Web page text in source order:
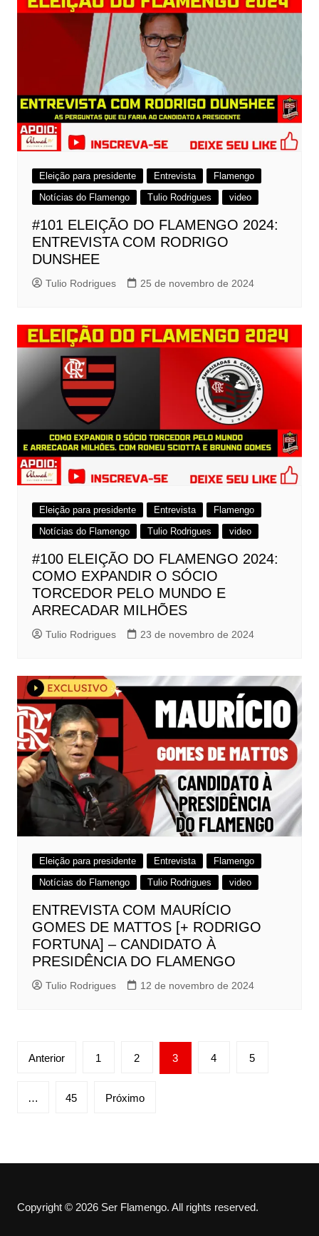
Eleição para presidente Entrevista
Flamengo
Notícias do Flamengo
Tulio Rodrigues video
#101 ELEIÇÃO DO FLAMENGO 2024:
ENTREVISTA COM RODRIGO
DUNSHEE
Tulio Rodrigues 25 de novembro de 2024
Eleição para presidente Entrevista
Flamengo
Notícias do Flamengo
Tulio Rodrigues video
#100 ELEIÇÃO DO FLAMENGO 2024:
COMO EXPANDIR O SÓCIO
TORCEDOR PELO MUNDO E
ARRECADAR MILHÕES
Tulio Rodrigues 23 de novembro de 2024
Eleição para presidente Entrevista
Flamengo
Notícias do Flamengo
Tulio Rodrigues video
ENTREVISTA COM MAURÍCIO
GOMES DE MATTOS [+ RODRIGO
FORTUNA] – CANDIDATO À
PRESIDÊNCIA DO FLAMENGO
Tulio Rodrigues 12 de novembro de 2024
Paginação
posts
Anterior 1 2 3 4 5
… 45 Próximo
Copyright © 2026 Ser Flamengo. All rights reserved.